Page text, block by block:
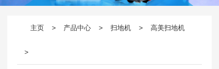
主页 > 产品中心 > 扫地机 > 高美扫地机
>